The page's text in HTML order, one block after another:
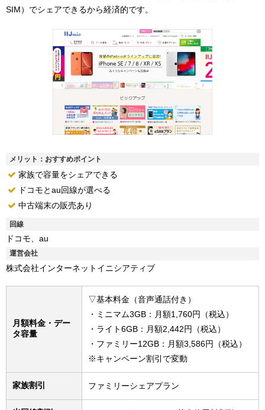
SIM）でシェアできるから経済的です。
メリット：おすすめポイント
家族で容量をシェアできる
ドコモとau回線が選べる
中古端末の販売あり
回線
ドコモ、au
運営会社
株式会社インターネットイニシアティブ
月額料金・デー
タ容量
▽基本料金（音声通話付き）
・ミニマム3GB：月額1,760円（税込）
・ライト6GB：月額2,442円（税込）
・ファミリー12GB：月額3,586円（税込）
※キャンペーン割引で変動
家族割引 ファミリーシェアプラン